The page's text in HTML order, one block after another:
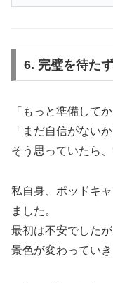
6. 完璧を待た
「もっと準備して
「まだ自信がない
そう思っていたら
私自身、ポッドキ
ました。
最初は不安でした
景色が変わっていき